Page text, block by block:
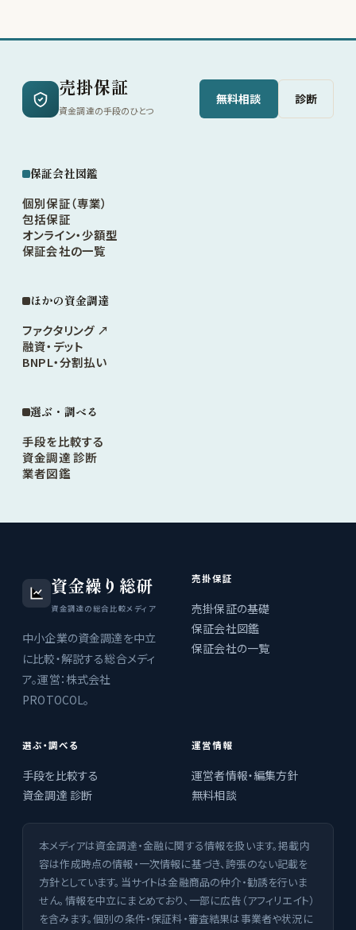
売掛保証
資金調達の手段のひとつ
無料相談 診断
保証会社図鑑
個別保証（専業）
包括保証
オンライン・少額型
保証会社の一覧
ほかの資金調達
ファクタリング ↗
融資・デット
BNPL・分割払い
選ぶ・調べる
手段を比較する
資金調達 診断
業者図鑑
資金繰り総研
資金調達の総合比較メディア
中小企業の資金調達を中立
に比較・解説する総合メディ
ア。運営：株式会社
PROTOCOL。
売掛保証
売掛保証の基礎
保証会社図鑑
保証会社の一覧
選ぶ・調べる
手段を比較する
資金調達 診断
運営情報
運営者情報・編集方針
無料相談
本メディアは資金調達・金融に関する情報を扱います。掲載内
容は作成時点の情報・一次情報に基づき、誇張のない記載を
方針としています。当サイトは金融商品の仲介・勧誘を行いま
せん。情報を中立にまとめており、一部に広告（アフィリエイト）
を含みます。個別の条件・保証料・審査結果は事業者や状況に